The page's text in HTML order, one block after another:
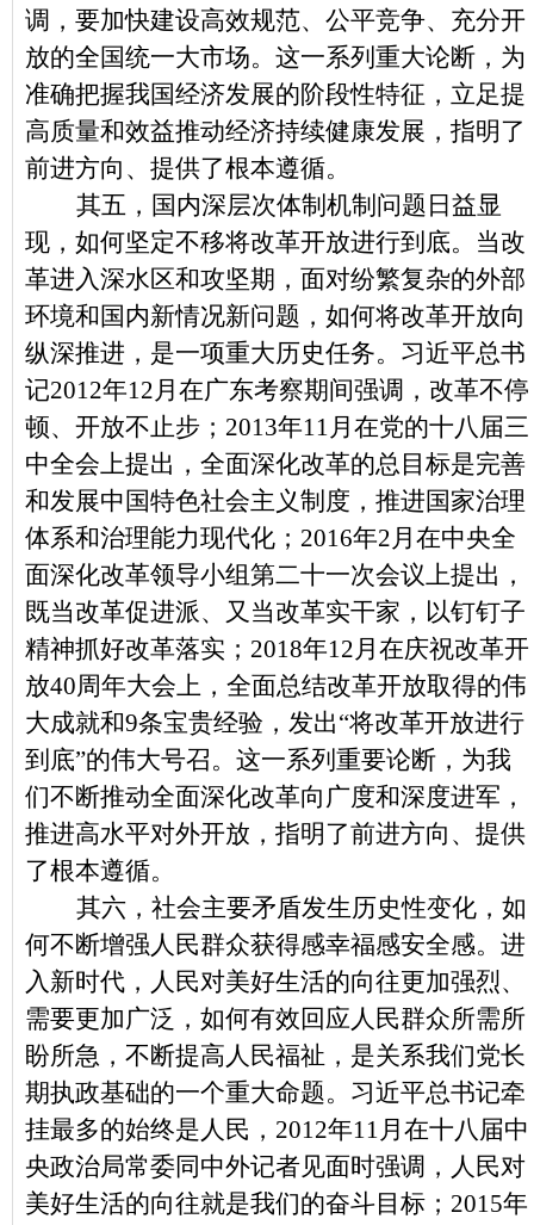
调，要加快建设高效规范、公平竞争、充分开
放的全国统一大市场。这一系列重大论断，为
准确把握我国经济发展的阶段性特征，立足提
高质量和效益推动经济持续健康发展，指明了
前进方向、提供了根本遵循。
其五，国内深层次体制机制问题日益显
现，如何坚定不移将改革开放进行到底。当改
革进入深水区和攻坚期，面对纷繁复杂的外部
环境和国内新情况新问题，如何将改革开放向
纵深推进，是一项重大历史任务。习近平总书
记2012年12月在广东考察期间强调，改革不停
顿、开放不止步；2013年11月在党的十八届三
中全会上提出，全面深化改革的总目标是完善
和发展中国特色社会主义制度，推进国家治理
体系和治理能力现代化；2016年2月在中央全
面深化改革领导小组第二十一次会议上提出，
既当改革促进派、又当改革实干家，以钉钉子
精神抓好改革落实；2018年12月在庆祝改革开
放40周年大会上，全面总结改革开放取得的伟
大成就和9条宝贵经验，发出“将改革开放进行
到底”的伟大号召。这一系列重要论断，为我
们不断推动全面深化改革向广度和深度进军，
推进高水平对外开放，指明了前进方向、提供
了根本遵循。
其六，社会主要矛盾发生历史性变化，如
何不断增强人民群众获得感幸福感安全感。进
入新时代，人民对美好生活的向往更加强烈、
需要更加广泛，如何有效回应人民群众所需所
盼所急，不断提高人民福祉，是关系我们党长
期执政基础的一个重大命题。习近平总书记牵
挂最多的始终是人民，2012年11月在十八届中
央政治局常委同中外记者见面时强调，人民对
美好生活的向往就是我们的奋斗目标；2015年